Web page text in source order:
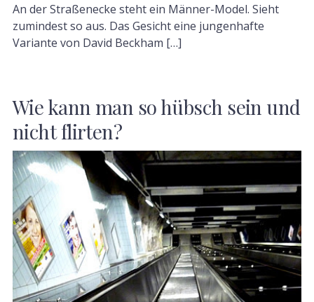
An der Straßenecke steht ein Männer-Model. Sieht
zumindest so aus. Das Gesicht eine jungenhafte
Variante von David Beckham […]
Wie kann man so hübsch sein und
nicht flirten?